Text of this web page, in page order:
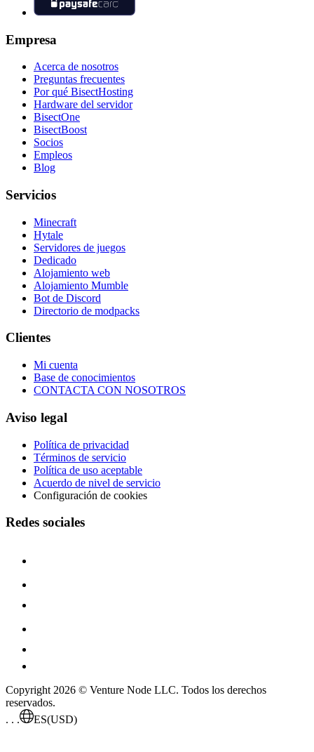
Empresa
Acerca de nosotros
Preguntas frecuentes
Por qué BisectHosting
Hardware del servidor
BisectOne
BisectBoost
Socios
Empleos
Blog
Servicios
Minecraft
Hytale
Servidores de juegos
Dedicado
Alojamiento web
Alojamiento Mumble
Bot de Discord
Directorio de modpacks
Clientes
Mi cuenta
Base de conocimientos
CONTACTA CON NOSOTROS
Aviso legal
Política de privacidad
Términos de servicio
Política de uso aceptable
Acuerdo de nivel de servicio
Configuración de cookies
Redes sociales
Copyright 2026 © Venture Node LLC. Todos los derechos
reservados.
. . .
ES(USD)